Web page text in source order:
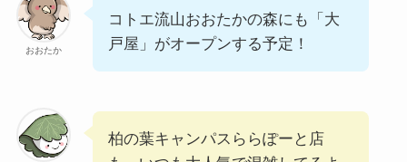
おおたか
コトエ流山おおたかの森にも「大
戸屋」がオープンする予定！
柏の葉キャンパスららぽーと店